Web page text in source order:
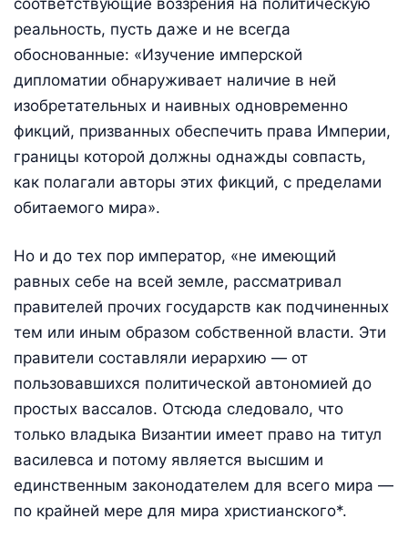
реальность, пусть даже и не всегда
обоснованные: «Изучение имперской
дипломатии обнаруживает наличие в ней
изобретательных и наивных одновременно
фикций, призванных обеспечить права Империи,
границы которой должны однажды совпасть,
как полагали авторы этих фикций, с пределами
обитаемого мира».
Но и до тех пор император, «не имеющий
равных себе на всей земле, рассматривал
правителей прочих государств как подчиненных
тем или иным образом собственной власти. Эти
правители составляли иерархию — от
пользовавшихся политической автономией до
простых вассалов. Отсюда следовало, что
только владыка Византии имеет право на титул
василевса и потому является высшим и
единственным законодателем для всего мира —
по крайней мере для мира христианского*.